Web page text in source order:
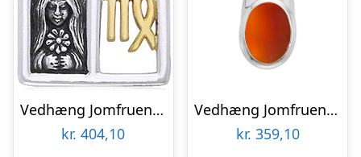
Vedhæng Jomfruen Stjernetegn – 30mm – u/kæde
kr. 404,10
Vedhæng Jomfruen Stjernetegn med Karneol – 28mm – u/kæde
kr. 359,10